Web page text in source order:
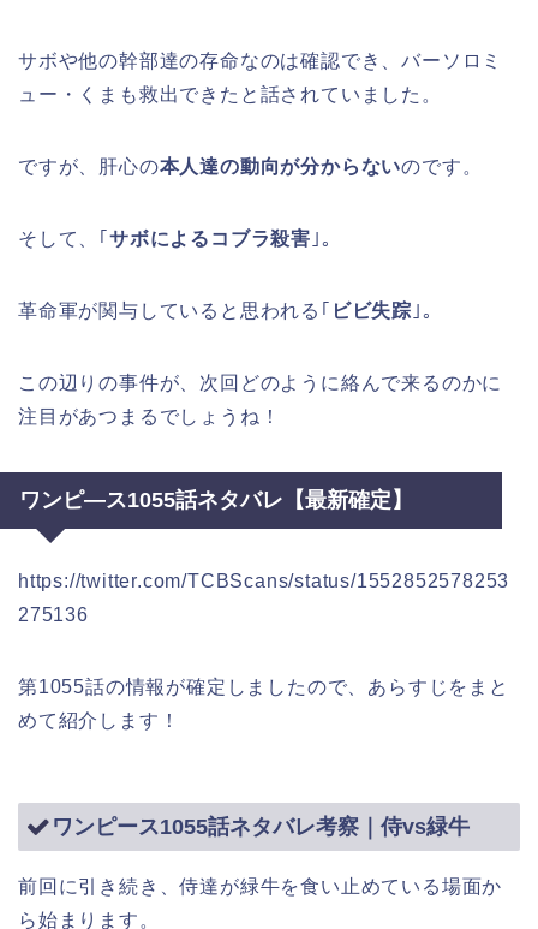
サボや他の幹部達の存命なのは確認でき、バーソロミ
ュー・くまも救出できたと話されていました。
ですが、肝心の本人達の動向が分からないのです。
そして、｢ サボによるコブラ殺害 ｣。
革命軍が関与していると思われる｢ ビビ失踪 ｣。
この辺りの事件が、次回どのように絡んで来るのかに
注目があつまるでしょうね！
ワンピ―ス1055話ネタバレ【最新確定】
https://twitter.com/TCBScans/status/1552852578253
275136
第1055話の情報が確定しましたので、あらすじをまと
めて紹介します！
ワンピース1055話ネタバレ考察｜侍vs緑牛
前回に引き続き、侍達が緑牛を食い止めている場面か
ら始まります。